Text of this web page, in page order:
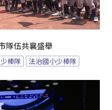
隊伍共襄盛舉
棒隊 法治國小少棒隊